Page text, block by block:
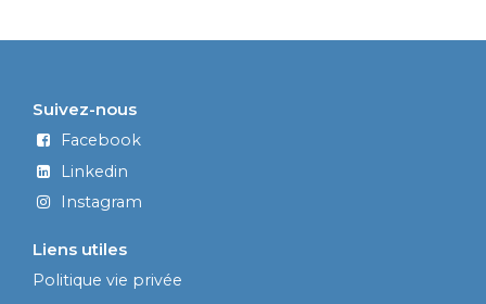
Liens utiles
Politique vie privée
Suivez-nous
Facebook
Linkedin
Instagram